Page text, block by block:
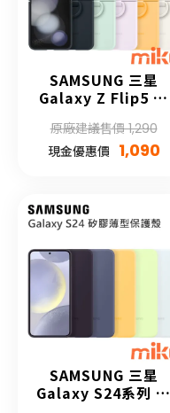
SAMSUNG 三星
Galaxy Z Flip5 矽
環扣)
原廠建議售價 1,290
現金優惠價 1,090
SAMSUNG 三星
Galaxy S24系列 矽